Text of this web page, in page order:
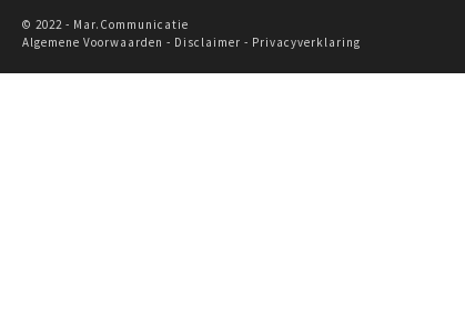
© 2022 - Mar.Communicatie
Algemene Voorwaarden - Disclaimer - Privacyverklaring